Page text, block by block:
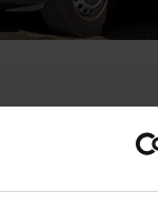
het moment zelf